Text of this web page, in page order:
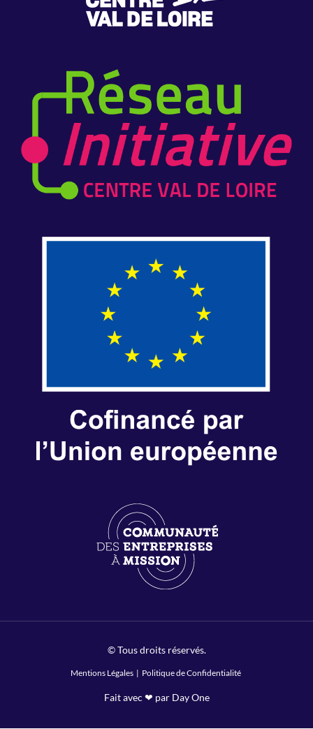
© Tous droits réservés.
Mentions Légales | Politique de Confidentialité
Fait avec ❤ par Day One